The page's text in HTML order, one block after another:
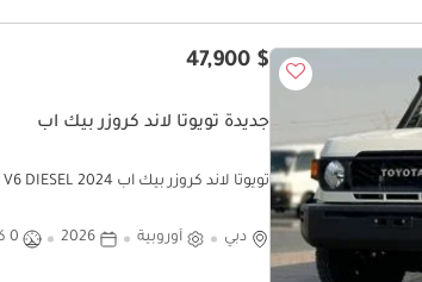
$ 47,900
جديدة تويوتا لاند كروزر بيك آب
تويوتا لاند كروزر بيك آب LAND CRUISER LC79 SC 4.2L V6 DIESEL 2024
دبي أوروبية 2026 0 كيلومتر